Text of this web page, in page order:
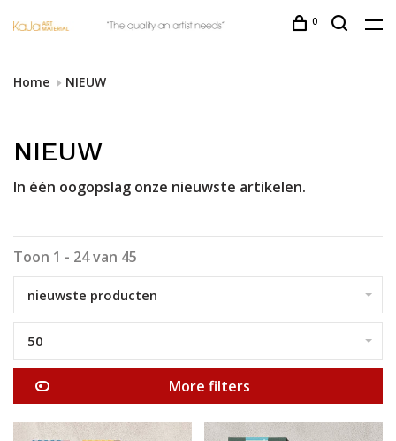
0
Home NIEUW
NIEUW
In één oogopslag onze nieuwste artikelen.
Toon 1 - 24 van 45
nieuwste producten
50
More filters